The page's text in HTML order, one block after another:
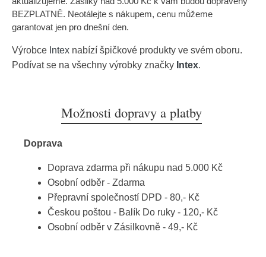
BEZPLATNĚ. Neotálejte s nákupem, cenu můžeme
garantovat jen pro dnešní den.
Výrobce Intex nabízí špičkové produkty ve svém oboru.
Podívat se na všechny výrobky značky Intex.
Možnosti dopravy a platby
Doprava
Doprava zdarma při nákupu nad 5.000 Kč
Osobní odběr - Zdarma
Přepravní společností DPD - 80,- Kč
Českou poštou - Balík Do ruky - 120,- Kč
Osobní odběr v Zásilkovně - 49,- Kč